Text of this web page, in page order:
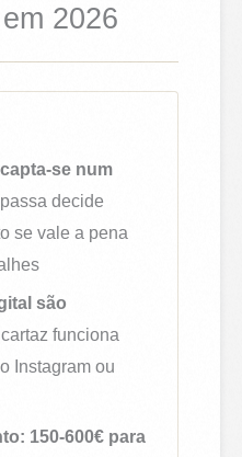
2026
se num
decide
se vale a pena
são
funciona
Instagram ou
150-600€ para